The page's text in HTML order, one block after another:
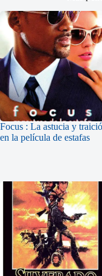
Focus : La astucia y
en la película de estafas